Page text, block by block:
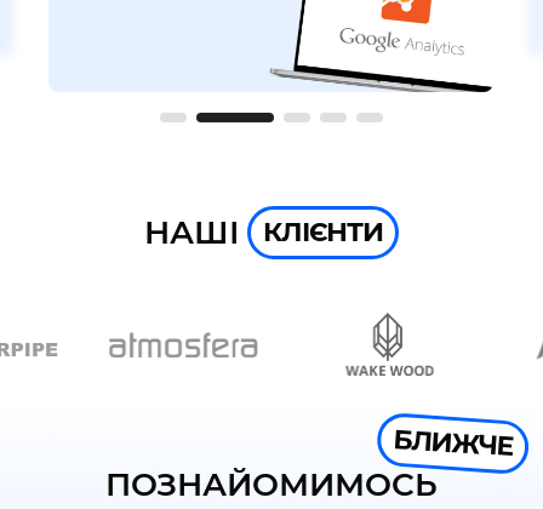
НАШІ КЛІЄНТИ
ПОЗНАЙОМИМОСЬ
БЛИЖЧЕ